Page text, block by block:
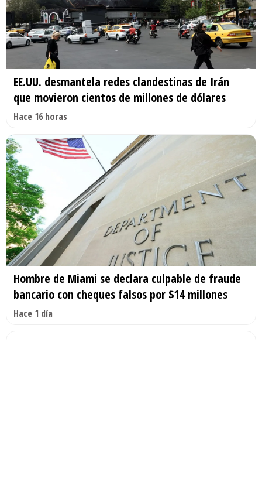
EE.UU. desmantela redes clandestinas de Irán
que movieron cientos de millones de dólares
Hace 16 horas
Hombre de Miami se declara culpable de fraude
bancario con cheques falsos por $14 millones
Hace 1 día